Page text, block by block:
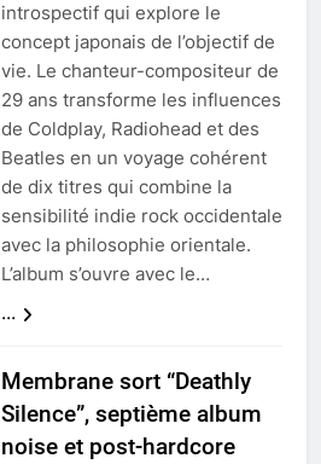
introspectif qui explore le
concept japonais de l’objectif de
vie. Le chanteur-compositeur de
29 ans transforme les influences
de Coldplay, Radiohead et des
Beatles en un voyage cohérent
de dix titres qui combine la
sensibilité indie rock occidentale
avec la philosophie orientale.
L’album s’ouvre avec le…
...
Membrane sort “Deathly
Silence”, septième album
noise et post-hardcore